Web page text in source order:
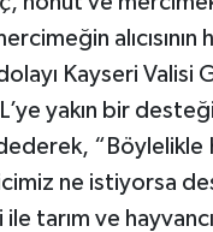
Kayseri Valisi
yakın bir
ne istiyorsa
tarım ve